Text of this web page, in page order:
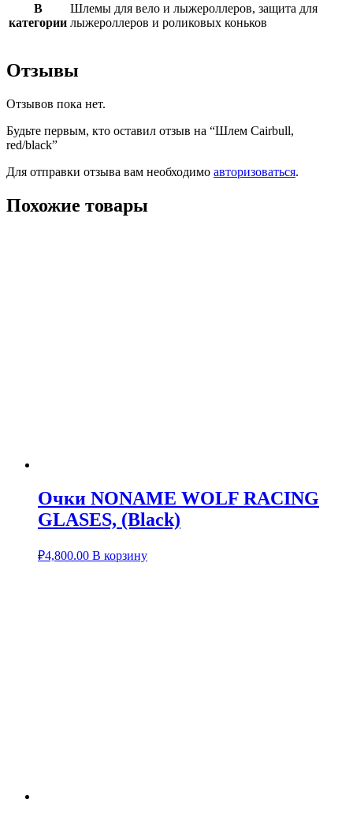
В
категории
Шлемы для вело и лыжероллеров, защита для
лыжероллеров и роликовых коньков
Отзывы
Отзывов пока нет.
Будьте первым, кто оставил отзыв на “Шлем Cairbull,
red/black”
Для отправки отзыва вам необходимо авторизоваться.
Похожие товары
Очки NONAME WOLF RACING
GLASES, (Black)
₽4,800.00 В корзину